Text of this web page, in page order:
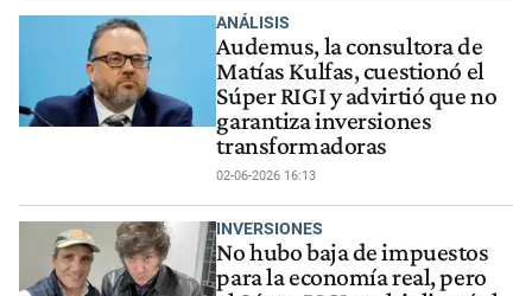
ANÁLISIS
Audemus, la consultora de
Matías Kulfas, cuestionó el
Súper RIGI y advirtió que no
garantiza inversiones
transformadoras
02-06-2026 16:13
INVERSIONES
No hubo baja de impuestos
para la economía real, pero